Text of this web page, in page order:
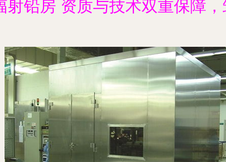
射铅房 资质与技术双重保障